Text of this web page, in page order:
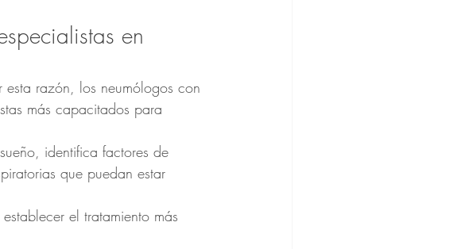
en
esta razón, los neumólogos con
más capacitados para
identifica factores de
que puedan estar
el tratamiento más